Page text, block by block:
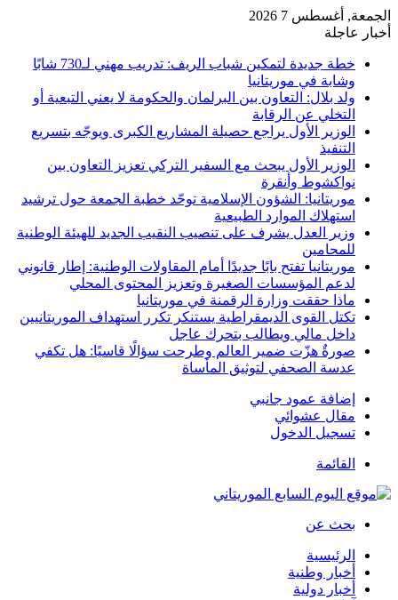
الجمعة, أغسطس 7 2026
أخبار عاجلة
خطة جديدة لتمكين شباب الريف: تدريب مهني لـ730 شابًا
وشابة في موريتانيا
ولد بلال: التعاون بين البرلمان والحكومة لا يعني التبعية أو
التخلي عن الرقابة
الوزير الأول يراجع حصيلة المشاريع الكبرى ويوجّه بتسريع
التنفيذ
الوزير الأول يبحث مع السفير التركي تعزيز التعاون بين
نواكشوط وأنقرة
موريتانيا: الشؤون الإسلامية توحّد خطبة الجمعة حول ترشيد
استهلاك الموارد الطبيعية
وزير العدل يشرف على تنصيب النقيب الجديد للهيئة الوطنية
للمحامين
موريتانيا تفتح بابًا جديدًا أمام المقاولات الوطنية: إطار قانوني
لدعم المؤسسات الصغيرة وتعزيز المحتوى المحلي
ماذا حققت وزارة الرقمنة في موريتانيا
تكتل القوى الديمقراطية يستنكر تكرر استهداف الموريتانيين
داخل مالي ويطالب بتحرك عاجل
صورةٌ هزّت ضمير العالم وطرحت سؤالًا قاسيًا: هل تكفي
عدسة الصحفي لتوثيق المأساة
إضافة عمود جانبي
مقال عشوائي
تسجيل الدخول
القائمة
بحث عن
الرئيسية
أخبار وطنية
أخبار دولية